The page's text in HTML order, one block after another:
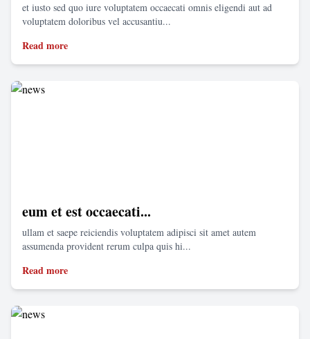
et iusto sed quo iure voluptatem occaecati omnis eligendi aut ad
voluptatem doloribus vel accusantiu...
Read more
eum et est occaecati...
ullam et saepe reiciendis voluptatem adipisci sit amet autem
assumenda provident rerum culpa quis hi...
Read more